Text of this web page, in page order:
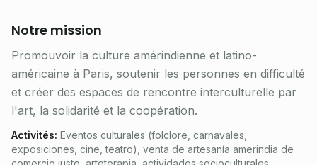
Notre mission
Promouvoir la culture amérindienne et latino-
américaine à Paris, soutenir les personnes en difficulté
et créer des espaces de rencontre interculturelle par
l'art, la solidarité et la coopération.
Activités: Eventos culturales (folclore, carnavales,
exposiciones, cine, teatro), venta de artesanía amerindia de